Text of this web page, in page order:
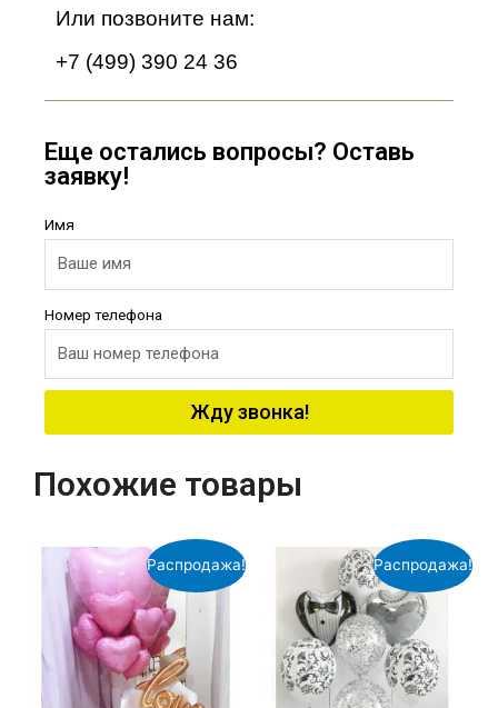
Или позвоните нам:
+7 (499) 390 24 36
Еще остались вопросы? Оставь
заявку!
Имя
Номер телефона
Жду звонка!
Похожие товары
Распродажа! Распродажа!